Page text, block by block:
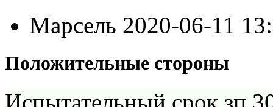
Марсель 2020-06-11
Положительные стороны
Испытательный срок зп